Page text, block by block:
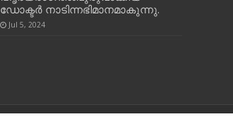
ഡോക്ടർ നാടിന്നഭിമാനമാകുന്നു.
Jul 5, 2024